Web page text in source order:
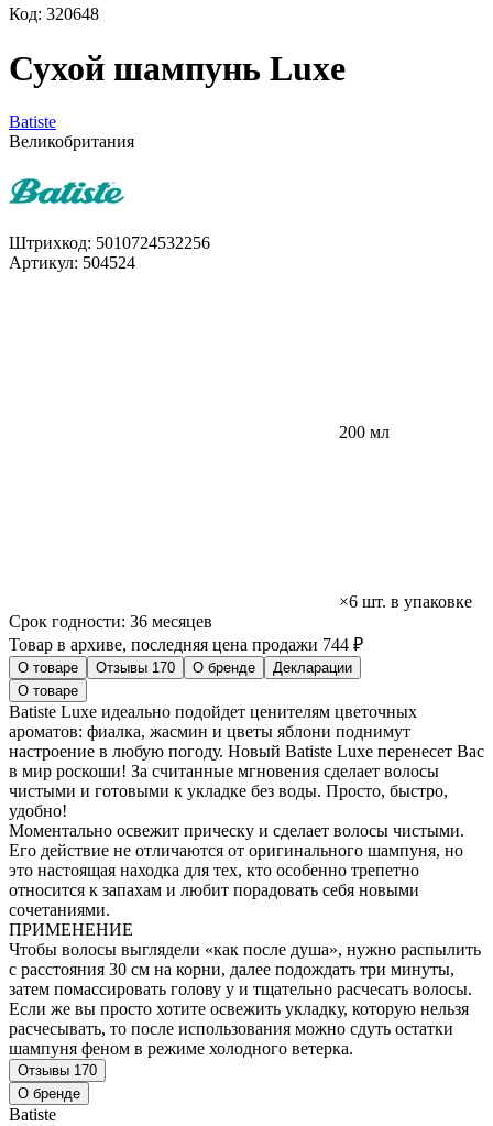
Код: 320648
Сухой шампунь Luxe
Batiste
Великобритания
Штрихкод: 5010724532256
Артикул: 504524
200 мл
×6 шт. в упаковке
Срок годности: 36 месяцев
Товар в архиве, последняя цена продажи 744 ₽
О товаре Отзывы 170 О бренде
Декларации
О товаре
Batiste Luxe идеально подойдет ценителям цветочных
ароматов: фиалка, жасмин и цветы яблони поднимут
настроение в любую погоду. Новый Batiste Luxe перенесет Вас
в мир роскоши! За считанные мгновения сделает волосы
чистыми и готовыми к укладке без воды. Просто, быстро,
удобно!
Моментально освежит прическу и сделает волосы чистыми.
Его действие не отличаются от оригинального шампуня, но
это настоящая находка для тех, кто особенно трепетно
относится к запахам и любит порадовать себя новыми
сочетаниями.
ПРИМЕНЕНИЕ
Чтобы волосы выглядели «как после душа», нужно распылить
с расстояния 30 см на корни, далее подождать три минуты,
затем помассировать голову у и тщательно расчесать волосы.
Если же вы просто хотите освежить укладку, которую нельзя
расчесывать, то после использования можно сдуть остатки
шампуня феном в режиме холодного ветерка.
Отзывы 170
О бренде
Batiste